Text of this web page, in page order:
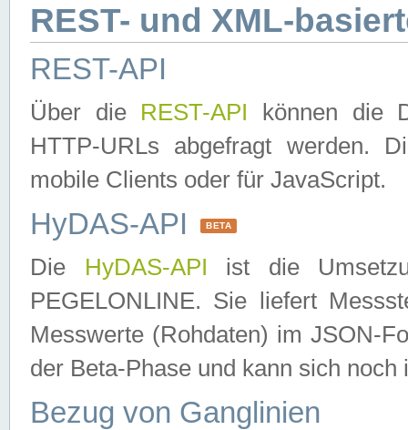
REST- und XML-
REST-API
Über die REST-API können die
HTTP-URLs abgefragt werden.
mobile Clients oder für JavaScript.
HyDAS-API BETA
Die HyDAS-API ist die
PEGELONLINE. Sie liefert
Messwerte (Rohdaten) im JSON-
der Beta-Phase und kann sich noch
Bezug von Ganglinien